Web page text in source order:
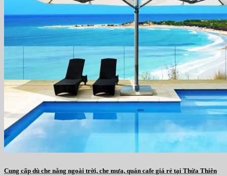
Cung cấp dù che nắng ngoài trời, che mưa, quán cafe giá rẻ tại Thừa Thiên